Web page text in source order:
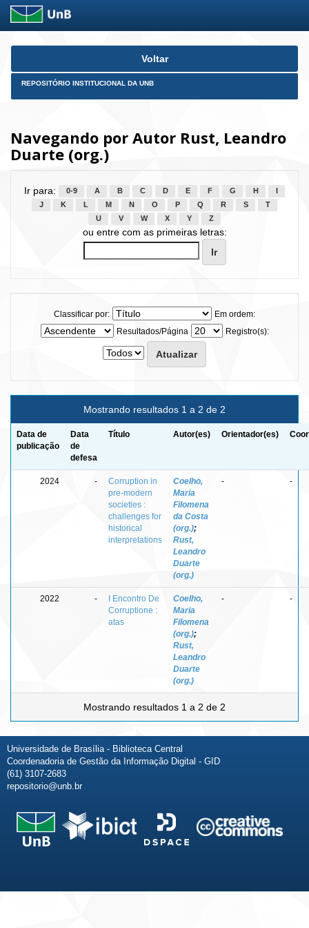
Skip
Voltar
REPOSITÓRIO INSTITUCIONAL DA UNB
Navegando por Autor Rust, Leandro
Duarte (org.)
Ir para: 0-9 A B C D E F G H
J
K L M N O P Q R S
T
U
V W X Y Z
ou entre com as primeiras letras:
Classificar por:
Em ordem:
Resultados/Página
Registro(s):
Mostrando resultados 1 a 2 de 2
Data de
publicação
Data
de
defesa
Título Autor(es) Orientador(es)
2024 -
Corruption in
pre-modern
societies :
challenges for
historical
interpretations
Coelho,
Maria
Filomena
da Costa
(org.);
Rust,
Leandro
Duarte
(org.)
- -
2022 -
I Encontro De
Corruptione :
atas
Coelho,
Maria
Filomena
(org.);
Rust,
Leandro
Duarte
(org.)
- -
Mostrando resultados 1 a 2 de 2
Universidade de Brasília - Biblioteca Central
Coordenadoria de Gestão da Informação Digital - GID
(61) 3107-2683
repositorio@unb.br